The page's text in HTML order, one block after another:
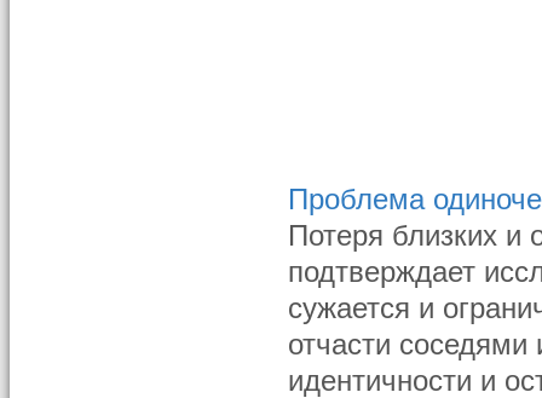
Проблема
Потеря близких и
подтверждает
сужается и
отчасти
идентичности и